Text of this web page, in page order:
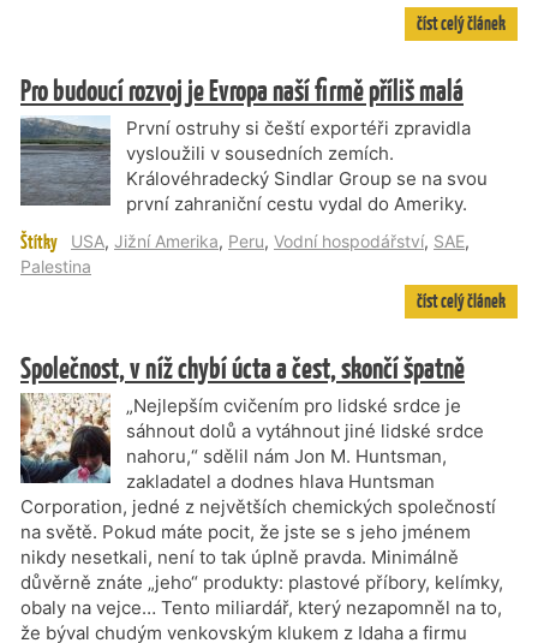
číst celý článek
Pro budoucí rozvoj je Evropa naší firmě příliš malá
První ostruhy si čeští exportéři zpravidla
vysloužili v sousedních zemích.
Královéhradecký Sindlar Group se na svou
první zahraniční cestu vydal do Ameriky.
Štítky USA, Jižní Amerika, Peru, Vodní hospodářství, SAE,
Palestina
číst celý článek
Společnost, v níž chybí úcta a čest, skončí špatně
„Nejlepším cvičením pro lidské srdce je
sáhnout dolů a vytáhnout jiné lidské srdce
nahoru,“ sdělil nám Jon M. Huntsman,
zakladatel a dodnes hlava Huntsman
Corporation, jedné z největších chemických společností
na světě. Pokud máte pocit, že jste se s jeho jménem
nikdy nesetkali, není to tak úplně pravda. Minimálně
důvěrně znáte „jeho“ produkty: plastové příbory, kelímky,
obaly na vejce… Tento miliardář, který nezapomněl na to,
že býval chudým venkovským klukem z Idaha a firmu